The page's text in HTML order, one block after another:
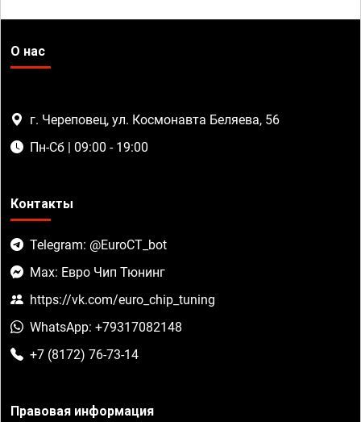
О нас
г. Череповец, ул. Космонавта Беляева, 56
Пн-Сб | 09:00 - 19:00
Контакты
Telegram: @EuroCT_bot
Max: Евро Чип Тюнинг
https://vk.com/euro_chip_tuning
WhatsApp: +79317082148
+7 (8172) 76-73-14
Правовая информация